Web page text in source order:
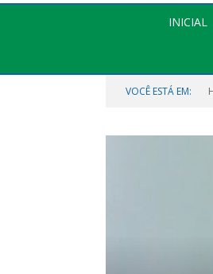
INICIAL
VOCÊ ESTÁ EM: